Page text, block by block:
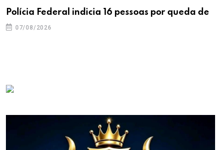
Polícia Federal indicia 16 pessoas por queda de
07/08/2026